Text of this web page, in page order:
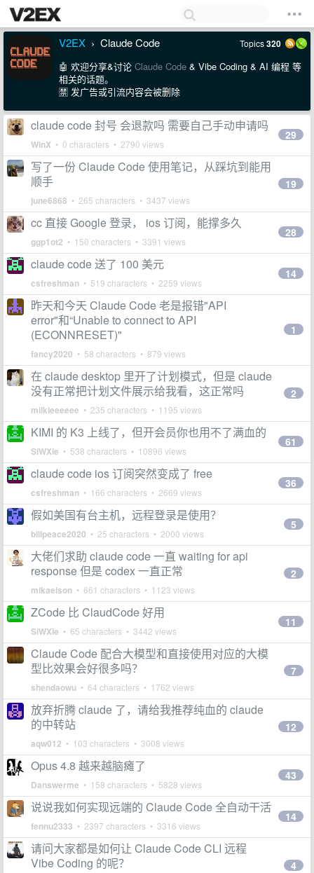
V2EX › Claude Code Topics320
🤖 欢迎分享&讨论 Claude Code & Vibe Coding & AI 编程 等
相关的话题。
🈲 发广告或引流内容会被删除
claude code 封号 会退款吗 需要自己手动申请吗
WinX • 0 characters • 2790 views
29
写了一份 Claude Code 使用笔记，从踩坑到能用
顺手
june6868 • 265 characters • 3437 views
19
cc 直接 Google 登录， ios 订阅，能撑多久
ggp1ot2 • 150 characters • 3391 views
28
claude code 送了 100 美元
csfreshman • 519 characters • 2259 views
14
昨天和今天 Claude Code 老是报错"API
error"和“Unable to connect to API
(ECONNRESET)"
fancy2020 • 58 characters • 879 views
1
在 claude desktop 里开了计划模式，但是 claude
没有正常把计划文件展示给我看，这正常吗
milkleeeeee • 235 characters • 1195 views
2
KIMI 的 K3 上线了，但开会员你也用不了满血的
SiWXie • 538 characters • 10896 views
61
claude code ios 订阅突然变成了 free
csfreshman • 166 characters • 2669 views
36
假如美国有台主机，远程登录是使用？
billpeace2020 • 25 characters • 2000 views
5
大佬们求助 claude code 一直 waiting for api
response 但是 codex 一直正常
mikaelson • 661 characters • 1123 views
2
ZCode 比 ClaudCode 好用
SiWXie • 65 characters • 3442 views
11
Claude Code 配合大模型和直接使用对应的大模
型比效果会好很多吗？
shendaowu • 64 characters • 1762 views
7
放弃折腾 claude 了，请给我推荐纯血的 claude
的中转站
aqw012 • 103 characters • 3008 views
12
Opus 4.8 越来越脑瘫了
Danswerme • 158 characters • 5828 views
43
说说我如何实现远端的 Claude Code 全自动干活
fennu2333 • 2397 characters • 3316 views
14
请问大家都是如何让 Claude Code CLI 远程
Vibe Coding 的呢？
4